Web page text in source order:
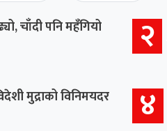
चाँदी पनि महँगियो २
मुद्राको विनिमयदर ४